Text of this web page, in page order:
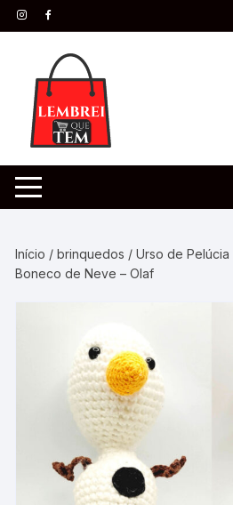
Início /brinquedos /Urso de Pelúcia
Boneco de Neve – Olaf